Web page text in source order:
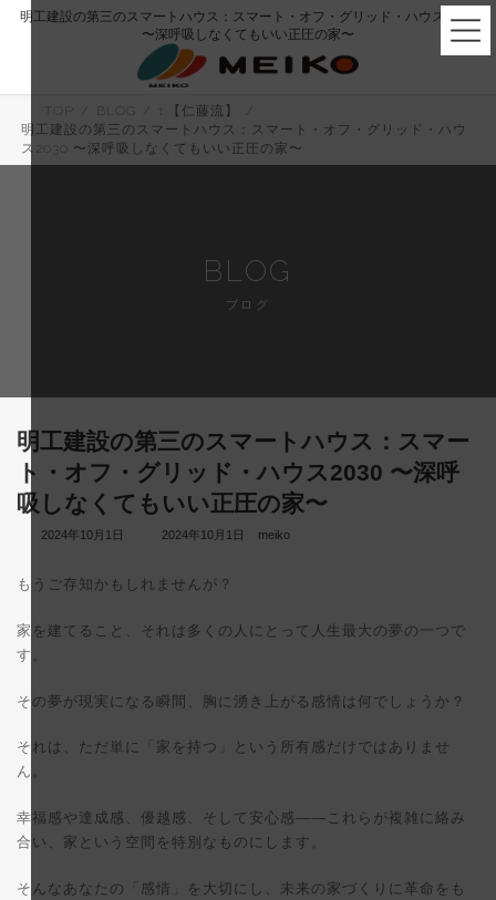
ッ
移
明工建設の第三のスマートハウス：スマート・オフ・グリッド・ハウス2030
〜深呼吸しなくてもいい正圧の家〜
TOP BLOG
1.【仁藤流】
明工建設の第三のスマートハウス：スマート・オフ・グリッド・ハウ
ス2030 〜深呼吸しなくてもいい正圧の家〜
BLOG
ブログ
明工建設の第三のスマートハウス：スマー
ト・オフ・グリッド・ハウス2030 〜深呼
吸しなくてもいい正圧の家〜
2024年10月1日
最
新
:
2024年10月1日 meiko
もうご存知かもしれませんが？
家を建てること、それは多くの人にとって人生最大の夢の一つで
す。
その夢が現実になる瞬間、胸に湧き上がる感情は何でしょうか？
それは、ただ単に「家を持つ」という所有感だけではありませ
ん。
幸福感や達成感、優越感、そして安心感——これらが複雑に絡み
合い、家という空間を特別なものにします。
そんなあなたの「感情」を大切にし、未来の家づくりに革命をも